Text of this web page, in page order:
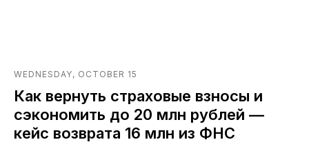
WEDNESDAY, OCTOBER 15
Как вернуть страховые взносы и
сэкономить до 20 млн рублей —
кейс возврата 16 млн из ФНС